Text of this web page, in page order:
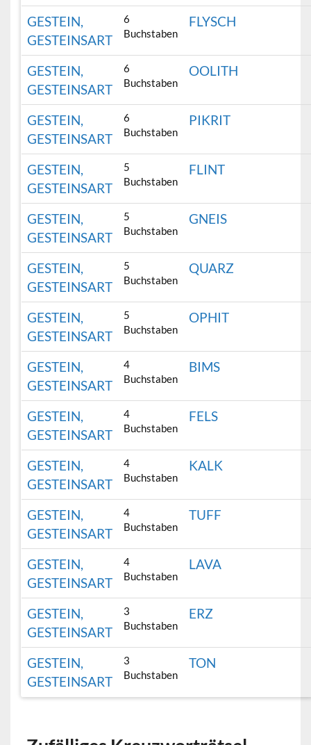
GESTEIN,
GESTEINSART
6
Buchstaben
FLYSCH
GESTEIN,
GESTEINSART
6
Buchstaben
OOLITH
GESTEIN,
GESTEINSART
6
Buchstaben
PIKRIT
GESTEIN,
GESTEINSART
5
Buchstaben
FLINT
GESTEIN,
GESTEINSART
5
Buchstaben
GNEIS
GESTEIN,
GESTEINSART
5
Buchstaben
QUARZ
GESTEIN,
GESTEINSART
5
Buchstaben
OPHIT
GESTEIN,
GESTEINSART
4
Buchstaben
BIMS
GESTEIN,
GESTEINSART
4
Buchstaben
FELS
GESTEIN,
GESTEINSART
4
Buchstaben
KALK
GESTEIN,
GESTEINSART
4
Buchstaben
TUFF
GESTEIN,
GESTEINSART
4
Buchstaben
LAVA
GESTEIN,
GESTEINSART
3
Buchstaben
ERZ
GESTEIN,
GESTEINSART
3
Buchstaben
TON